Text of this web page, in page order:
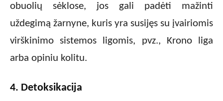
obuolių sėklose, jos gali padėti mažinti
uždegimą žarnyne, kuris yra susijęs su įvairiomis
virškinimo sistemos ligomis, pvz., Krono liga
arba opiniu kolitu.
4. Detoksikacija